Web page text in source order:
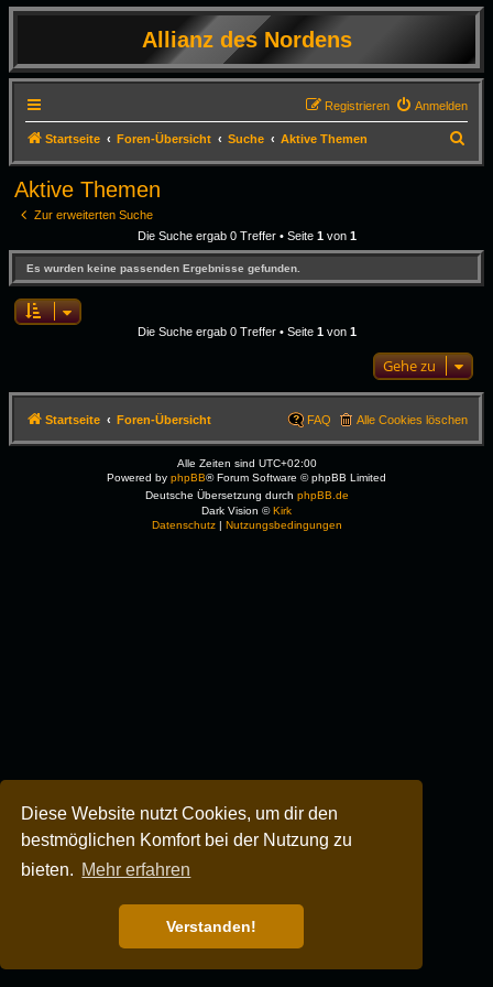
Diese Website nutzt Cookies, um dir den
bestmöglichen Komfort bei der Nutzung zu
bieten. Mehr erfahren
Verstanden!
Allianz des Nordens
Anmelden
Registrieren
Startseite Foren-Übersicht Suche Aktive Themen
u
Aktive Themen
Zur erweiterten Suche
Die Suche ergab 0 Treffer • Seite 1von 1
Es wurden keine passenden Ergebnisse gefunden.
Die Suche ergab 0 Treffer • Seite 1von 1
Gehe zu
Startseite Foren-Übersicht Alle Cookies löschen
FAQ
Alle Zeiten sind UTC+02:00
Powered by phpBB® Forum Software © phpBB Limited
Deutsche Übersetzung durch phpBB.de
Dark Vision ©Kirk
Datenschutz| Nutzungsbedingungen